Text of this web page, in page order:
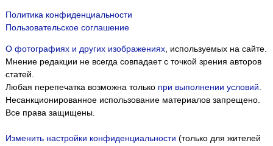
Политика конфиденциальности
Пользовательское соглашение
О фотографиях и других изображениях, используемых на сайте.
Мнение редакции не всегда совпадает с точкой зрения авторов
статей.
Любая перепечатка возможна только при выполнении условий
Несанкционированное использование материалов запрещено.
Все права защищены.
Изменить настройки конфиденциальности (только для жителей